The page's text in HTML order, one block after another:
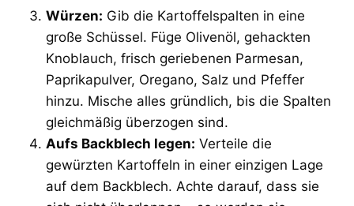
Würzen: Gib die Kartoffelspalten in eine
große Schüssel. Füge Olivenöl, gehackten
Knoblauch, frisch geriebenen Parmesan,
Paprikapulver, Oregano, Salz und Pfeffer
hinzu. Mische alles gründlich, bis die Spalten
gleichmäßig überzogen sind.
Aufs Backblech legen: Verteile die
gewürzten Kartoffeln in einer einzigen Lage
auf dem Backblech. Achte darauf, dass sie